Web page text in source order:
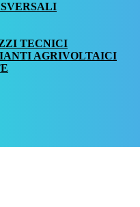
TECNICI
AGRIVOLTAICI
di euro per il